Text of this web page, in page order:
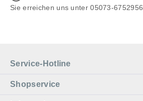
Sie erreichen uns unter 05073-6752956
Service-Hotline
Shopservice